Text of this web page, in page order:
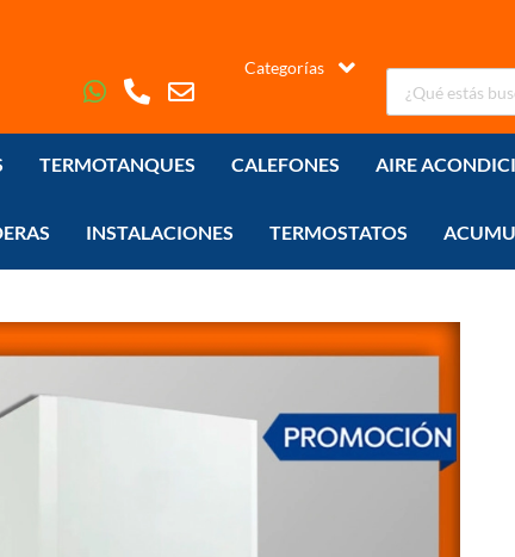
Categorías
TERMOTANQUES CALEFONES AIRE
INSTALACIONES TERMOSTATOS